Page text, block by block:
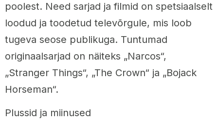
poolest. Need sarjad ja filmid on spetsiaalselt
loodud ja toodetud televõrgule, mis loob
tugeva seose publikuga. Tuntumad
originaalsarjad on näiteks „Narcos“,
„Stranger Things“, „The Crown“ ja „Bojack
Horseman“.
Plussid ja miinused